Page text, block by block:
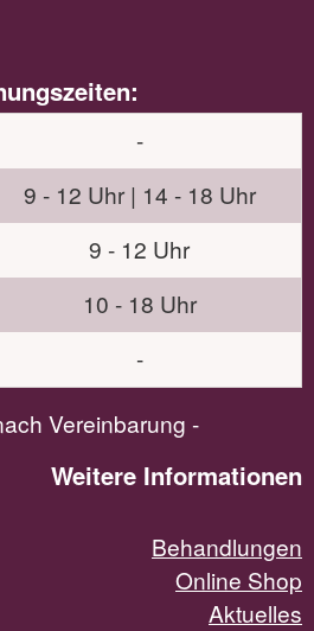
-
9 - 12 Uhr | 14 - 18 Uhr
9 - 12 Uhr
10 - 18 Uhr
-
Vereinbarung -
Weitere Informationen
Behandlungen
Online Shop
Aktuelles